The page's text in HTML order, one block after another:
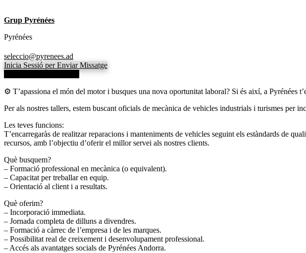
Grup Pyrénées
Pyrénées
seleccio@pyrenees.ad
Inicia Sessió per Enviar Missatge
⚙️ T’apassiona el món del motor i busques una nova oportunitat laboral? Si és així, a Pyrénées
Per als nostres tallers, estem buscant oficials de mecànica de vehicles industrials i turismes per
Les teves funcions:
T’encarregaràs de realitzar reparacions i manteniments de vehicles seguint els estàndards de
recursos, amb l’objectiu d’oferir el millor servei als nostres clients.
Què busquem?
– Formació professional en mecànica (o equivalent).
– Capacitat per treballar en equip.
– Orientació al client i a resultats.
Què oferim?
– Incorporació immediata.
– Jornada completa de dilluns a divendres.
– Formació a càrrec de l’empresa i de les marques.
– Possibilitat real de creixement i desenvolupament professional.
– Accés als avantatges socials de Pyrénées Andorra.